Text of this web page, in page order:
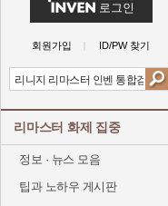
로그인
회원가입 ID/PW 찾기
리마스터 화제 집중
정보 · 뉴스 모음
팁과 노하우 게시판